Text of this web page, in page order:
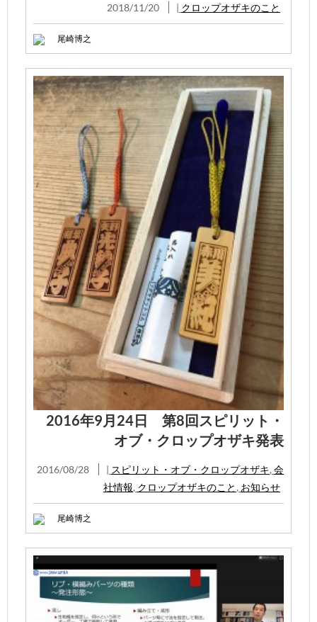
2018/11/20 | クロップオザキのこと
尾崎博之
2016年9月24日 第8回スピリット・
オブ・クロップオザキ発表
2016/08/28 | スピリット・オブ・クロップオザキ, 会
社情報, クロップオザキのこと , お知らせ
尾崎博之